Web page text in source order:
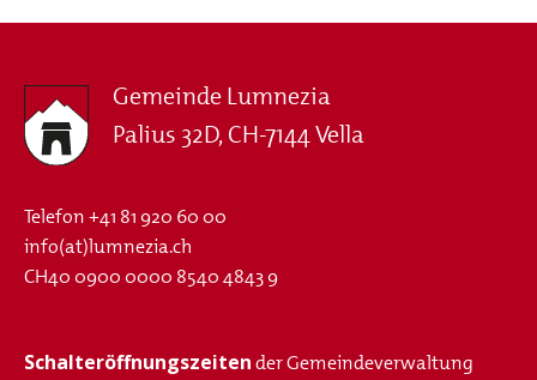
Gemeinde Lumnezia
Palius 32D, CH-7144 Vella
Telefon+41 81 920 60 00
info(at)lumnezia.ch
CH40 0900 0000 8540 4843 9
Schalteröffnungszeitender Gemeindeverwaltung